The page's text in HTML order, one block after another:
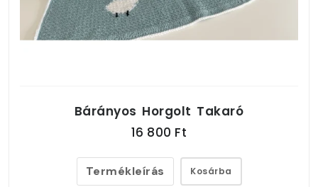
Bárányos Horgolt Takaró
16 800 Ft
Termékleírás Kosárba